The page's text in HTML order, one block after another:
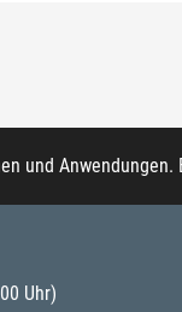
und
Uhr)